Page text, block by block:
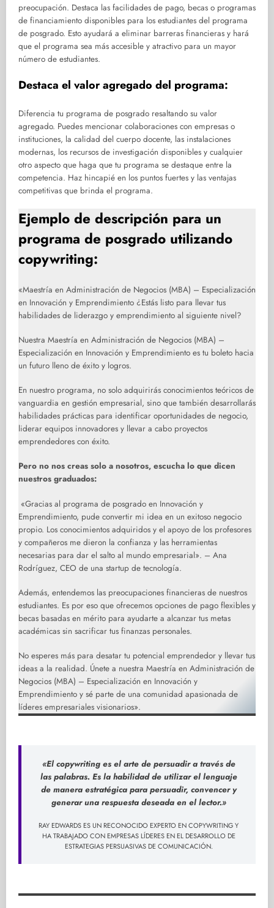
preocupación. Destaca las facilidades de pago, becas o programas
de financiamiento disponibles para los estudiantes del programa
de posgrado. Esto ayudará a eliminar barreras financieras y hará
que el programa sea más accesible y atractivo para un mayor
número de estudiantes.
Destaca el valor agregado del programa:
Diferencia tu programa de posgrado resaltando su valor
agregado. Puedes mencionar colaboraciones con empresas o
instituciones, la calidad del cuerpo docente, las instalaciones
modernas, los recursos de investigación disponibles y cualquier
otro aspecto que haga que tu programa se destaque entre la
competencia. Haz hincapié en los puntos fuertes y las ventajas
competitivas que brinda el programa.
Ejemplo de descripción para un
programa de posgrado utilizando
copywriting:
«Maestría en Administración de Negocios (MBA) – Especialización
en Innovación y Emprendimiento ¿Estás listo para llevar tus
habilidades de liderazgo y emprendimiento al siguiente nivel?
Nuestra Maestría en Administración de Negocios (MBA) –
Especialización en Innovación y Emprendimiento es tu boleto hacia
un futuro lleno de éxito y logros.
En nuestro programa, no solo adquirirás conocimientos teóricos de
vanguardia en gestión empresarial, sino que también desarrollarás
habilidades prácticas para identificar oportunidades de negocio,
liderar equipos innovadores y llevar a cabo proyectos
emprendedores con éxito.
Pero no nos creas solo a nosotros, escucha lo que dicen
nuestros graduados:
«Gracias al programa de posgrado en Innovación y
Emprendimiento, pude convertir mi idea en un exitoso negocio
propio. Los conocimientos adquiridos y el apoyo de los profesores
y compañeros me dieron la confianza y las herramientas
necesarias para dar el salto al mundo empresarial». – Ana
Rodríguez, CEO de una startup de tecnología.
Además, entendemos las preocupaciones financieras de nuestros
estudiantes. Es por eso que ofrecemos opciones de pago flexibles y
becas basadas en mérito para ayudarte a alcanzar tus metas
académicas sin sacrificar tus finanzas personales.
No esperes más para desatar tu potencial emprendedor y llevar tus
ideas a la realidad. Únete a nuestra Maestría en Administración de
Negocios (MBA) – Especialización en Innovación y
Emprendimiento y sé parte de una comunidad apasionada de
líderes empresariales visionarios».
«El copywriting es el arte de persuadir a través de
las palabras. Es la habilidad de utilizar el lenguaje
de manera estratégica para persuadir, convencer y
generar una respuesta deseada en el lector.»
RAY EDWARDS ES UN RECONOCIDO EXPERTO EN COPYWRITING Y
HA TRABAJADO CON EMPRESAS LÍDERES EN EL DESARROLLO DE
ESTRATEGIAS PERSUASIVAS DE COMUNICACIÓN.